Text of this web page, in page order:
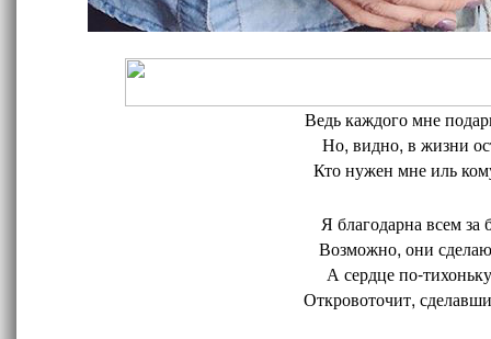
Ведь каждого мне
Но, видно, в жизни
Кто нужен мне иль
Я благодарна всем за
Возможно, они
А сердце по-
Откровоточит,